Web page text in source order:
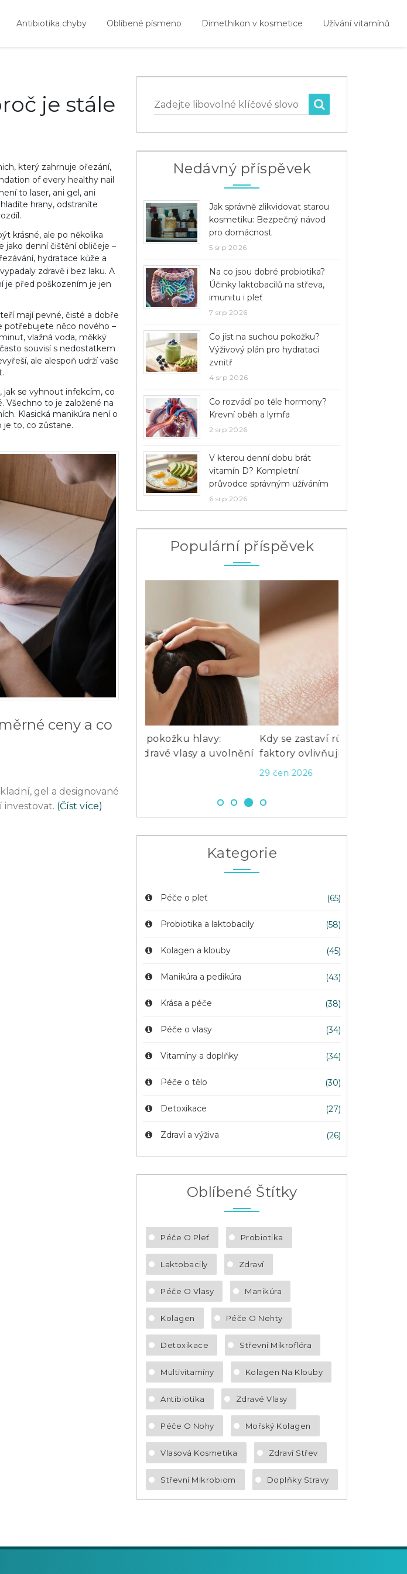
Antibiotika chyby Oblíbené písmeno Dimethikon v kosmetice Užívání vitamínů
je stále
který zahrnuje ořezání,
of every healthy nail
to laser, ani gel, ani
hrany, odstraníte
krásné, ale po několika
jako denní čištění obličeje –
hydratace kůže a
zdravě i bez laku. A
je před poškozením je jen
mají pevné, čisté a dobře
potřebujete něco nového –
vlažná voda, měkký
souvisí s nedostatkem
ale alespoň udrží vaše
jak se vyhnout infekcím, co
Všechno to je založené na
Klasická manikúra není o
to, co zůstane.
ceny a co
gel a designované
investovat. (Číst více)
Zadejte libovolné klíčové slovo
Nedávný příspěvek
Jak správně zlikvidovat starou
kosmetiku: Bezpečný návod
pro domácnost
5 srp 2026
Na co jsou dobré probiotika?
Účinky laktobacilů na střeva,
imunitu i pleť
7 srp 2026
Co jíst na suchou pokožku?
Výživový plán pro hydrataci
zvnitř
4 srp 2026
Co rozvádí po těle hormony?
Krevní oběh a lymfa
2 srp 2026
V kterou denní dobu brát
vitamín D? Kompletní
průvodce správným užíváním
6 srp 2026
Populární příspěvek
pokožku hlavy:
zdravé vlasy a uvolnění
Kdy se zastaví růst vlasů? Fázě, délka a
faktory ovlivňující vývoj
Kategorie
Péče o pleť (65)
Probiotika a laktobacily (58)
Kolagen a klouby (45)
Manikúra a pedikúra (43)
Krása a péče (38)
Péče o vlasy (34)
Vitamíny a doplňky (34)
Péče o tělo (30)
Detoxikace (27)
Zdraví a výživa (26)
Oblíbené Štítky
Péče O Pleť Probiotika
Laktobacily Zdraví
Péče O Vlasy Manikúra
Kolagen Péče O Nehty
Detoxikace Střevní Mikroflóra
Multivitamíny Kolagen Na Klouby
Antibiotika Zdravé Vlasy
Péče O Nohy Mořský Kolagen
Vlasová Kosmetika Zdraví Střev
Střevní Mikrobiom Doplňky Stravy